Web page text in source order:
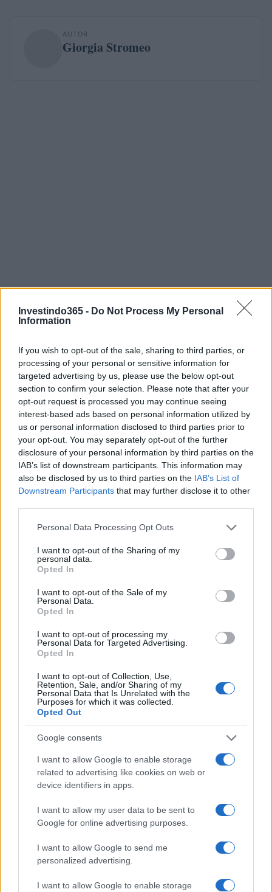
Investindo365 - Do Not Process My Personal
Information
If you wish to opt-out of the sale, sharing to third parties, or
processing of your personal or sensitive information for
targeted advertising by us, please use the below opt-out
section to confirm your selection. Please note that after your
opt-out request is processed you may continue seeing
interest-based ads based on personal information utilized by
us or personal information disclosed to third parties prior to
your opt-out. You may separately opt-out of the further
disclosure of your personal information by third parties on the
IAB’s list of downstream participants. This information may
also be disclosed by us to third parties on the IAB’s List of
Downstream Participants that may further disclose it to other
Please note that this website/app uses one or more Google
not limited to your visit or usage behaviour. You may click to
grant or deny consent to Google and its third-party tags to
use your data for below specified purposes in below Google
consent section.
Personal Data Processing Opt Outs
I want to opt-out of the Sharing of my
personal data.
Opted In
I want to opt-out of the Sale of my
Personal Data.
Opted In
I want to opt-out of processing my
Personal Data for Targeted Advertising.
Opted In
I want to opt-out of Collection, Use,
Retention, Sale, and/or Sharing of my
Personal Data that Is Unrelated with the
Purposes for which it was collected.
Opted Out
Google consents
I want to allow Google to enable storage
related to advertising like cookies on web or
device identifiers in apps.
I want to allow my user data to be sent to
Google for online advertising purposes.
I want to allow Google to send me
personalized advertising.
I want to allow Google to enable storage
AUTOR
Giorgia Stromeo
Continue lendo
FINANÇA
Como melhorar seu perfil de crédito em 90 dias
FINANÇA
Rafael Sachete assume nova posição no Assaí: o que isso
significa para a empresa
FINANÇA